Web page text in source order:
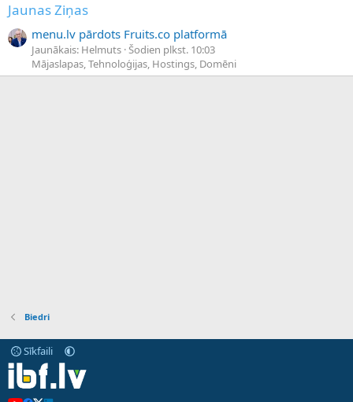
Jaunas Ziņas
menu.lv pārdots Fruits.co platformā
Jaunākais: Helmuts Šodien plkst. 10:03
Mājaslapas, Tehnoloģijas, Hostings, Domēni
Biedri
Sīkfaili